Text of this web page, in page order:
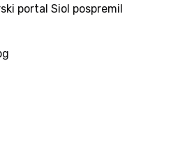
portal Siol pospremil
podobno zamajal vlado